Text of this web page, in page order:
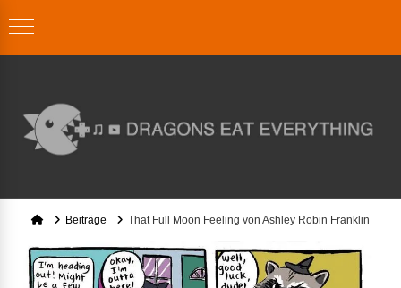
HomeBeiträge That Full Moon Feeling von Ashley Robin Franklin